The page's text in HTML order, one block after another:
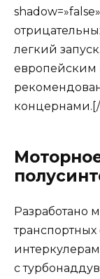
легкий
европейским
Разработано
с